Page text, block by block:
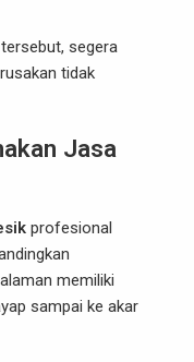
segera
tidak
Jasa
profesional
memiliki
sampai ke akar